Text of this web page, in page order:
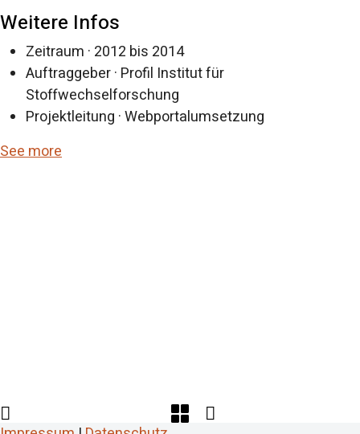
Weitere Infos
Zeitraum · 2012 bis 2014
Auftraggeber · Profil Institut für
Stoffwechselforschung
Projektleitung · Webportalumsetzung
See more